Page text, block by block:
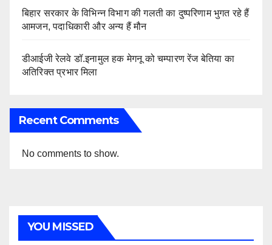
बिहार सरकार के विभिन्न विभाग की गलती का दुष्परिणाम भुगत रहे हैं
आमजन, पदाधिकारी और अन्य हैं मौन
डीआईजी रेलवे डॉ.इनामुल हक मेगनू को चम्पारण रेंज बेतिया का
अतिरिक्त प्रभार मिला
Recent Comments
No comments to show.
YOU MISSED